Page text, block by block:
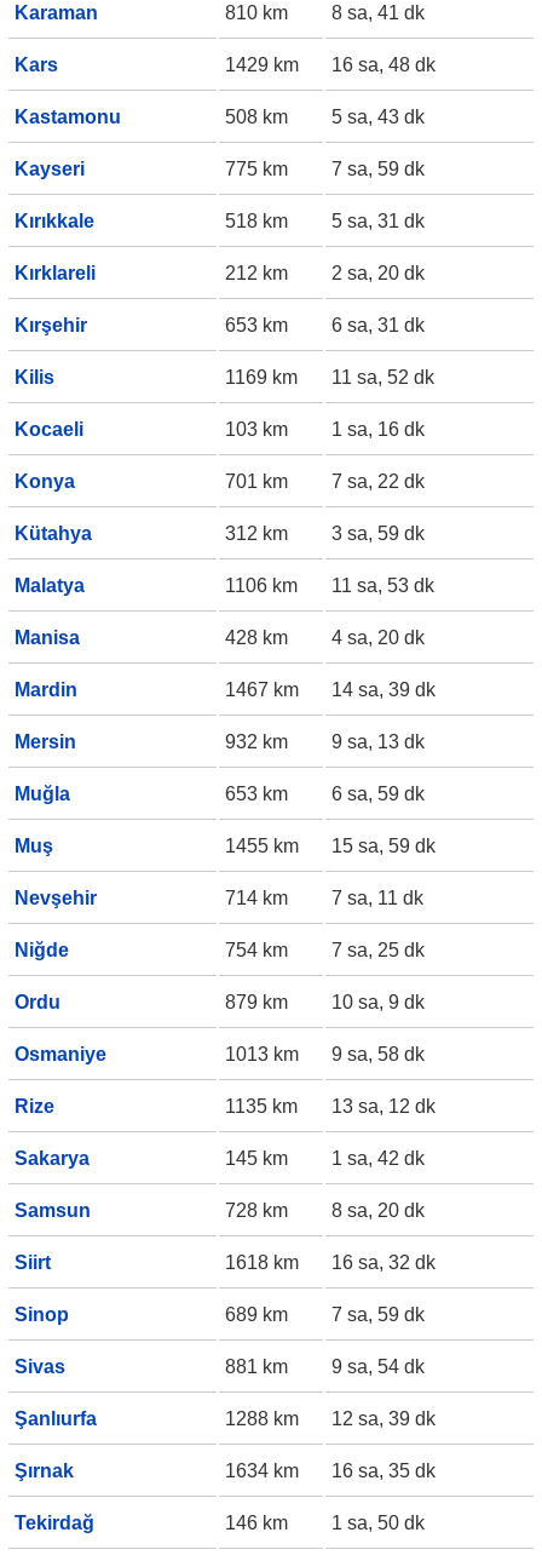
Karaman 810 km 8 sa, 41 dk
Kars 1429 km 16 sa, 48 dk
Kastamonu 508 km 5 sa, 43 dk
Kayseri 775 km 7 sa, 59 dk
Kırıkkale 518 km 5 sa, 31 dk
Kırklareli 212 km 2 sa, 20 dk
Kırşehir 653 km 6 sa, 31 dk
Kilis 1169 km 11 sa, 52 dk
Kocaeli 103 km 1 sa, 16 dk
Konya 701 km 7 sa, 22 dk
Kütahya 312 km 3 sa, 59 dk
Malatya 1106 km 11 sa, 53 dk
Manisa 428 km 4 sa, 20 dk
Mardin 1467 km 14 sa, 39 dk
Mersin 932 km 9 sa, 13 dk
Muğla 653 km 6 sa, 59 dk
Muş 1455 km 15 sa, 59 dk
Nevşehir 714 km 7 sa, 11 dk
Niğde 754 km 7 sa, 25 dk
Ordu 879 km 10 sa, 9 dk
Osmaniye 1013 km 9 sa, 58 dk
Rize 1135 km 13 sa, 12 dk
Sakarya 145 km 1 sa, 42 dk
Samsun 728 km 8 sa, 20 dk
Siirt 1618 km 16 sa, 32 dk
Sinop 689 km 7 sa, 59 dk
Sivas 881 km 9 sa, 54 dk
Şanlıurfa 1288 km 12 sa, 39 dk
Şırnak 1634 km 16 sa, 35 dk
Tekirdağ 146 km 1 sa, 50 dk